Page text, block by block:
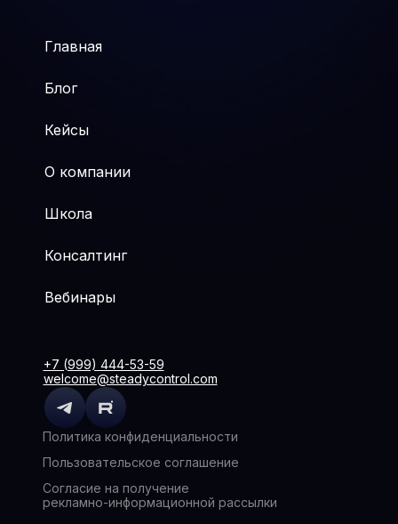
+7 (999) 444-53-59
welcome@steadycontrol.com
Согласие на получение
рекламно-информационной рассылки
Пользовательское соглашение
Политика конфиденциальности
Школа
Главная
Консалтинг
Блог
Вебинары
Кейсы
О компании